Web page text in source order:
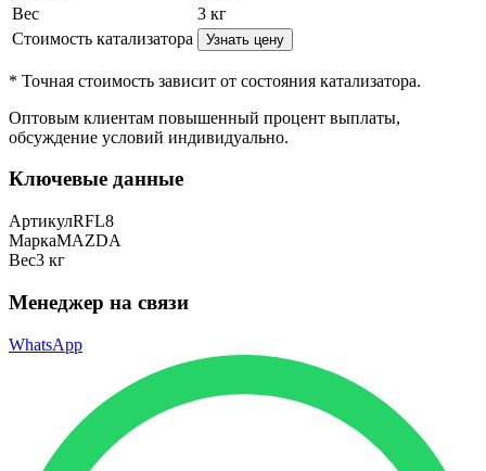
Вес
3 кг
Стоимость катализатора
Узнать цену
* Точная стоимость зависит от состояния катализатора.
Оптовым клиентам повышенный процент выплаты,
обсуждение условий индивидуально.
Ключевые данные
АртикулRFL8
МаркаMAZDA
Вес3 кг
Менеджер на связи
WhatsApp